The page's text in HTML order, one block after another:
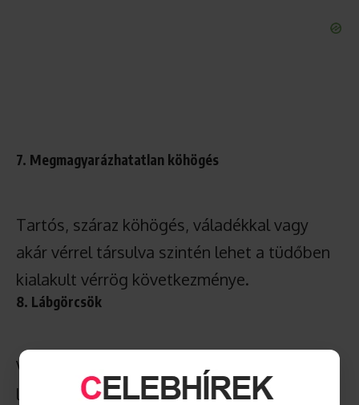
7. Megmagyarázhatatlan köhögés
Tartós, száraz köhögés, váladékkal vagy
akár vérrel társulva szintén lehet a tüdőben
kialakult vérrög következménye.
8. Lábgörcsök
Visszatérő, szokatlan görcsös fájdalom a
lábakban – főleg ha egyoldali – arra utalhat,